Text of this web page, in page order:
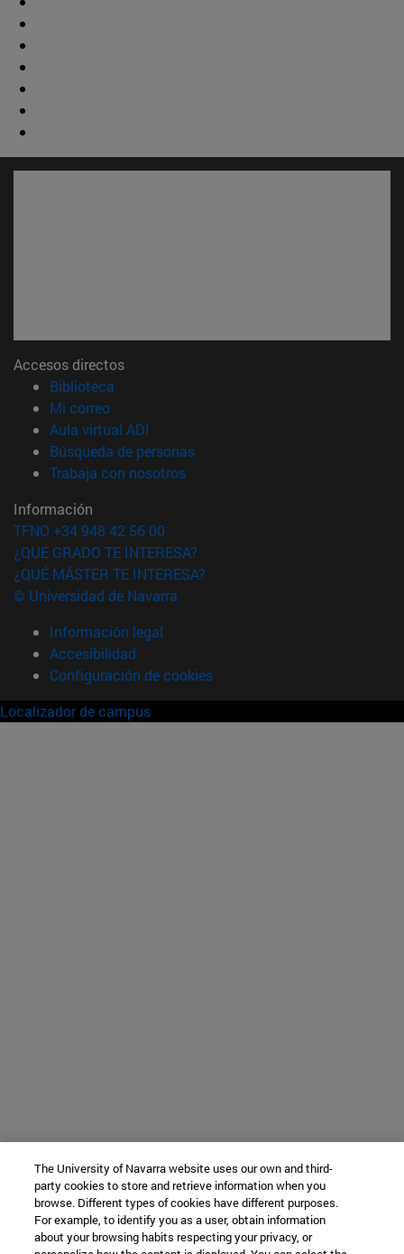
Accesos directos
Biblioteca
Mi correo(abre en nueva ventana)
Aula virtual ADI
Búsqueda de personas(abre en nueva ventana)
Trabaja con nosotros(abre en nueva ventana)
Información
TFNO +34 948 42 56 00
¿QUÉ GRADO TE INTERESA?
¿QUÉ MÁSTER TE INTERESA?
© Universidad de Navarra
Información legal
Accesibilidad
Configuración de cookies
Localizador de campus
The University of Navarra website uses our own and third-
party cookies to store and retrieve information when you
browse. Different types of cookies have different purposes.
For example, to identify you as a user, obtain information
about your browsing habits respecting your privacy, or